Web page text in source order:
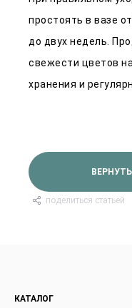
простоять в вазе
до двух недель.
свежести цветов
хранения и
поделиться статьей
КАТАЛОГ